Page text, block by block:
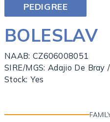
PEDIGREE
BOLESLAV
NAAB: CZ606008051
SIRE/MGS: Adajio De Bray
Stock: Yes